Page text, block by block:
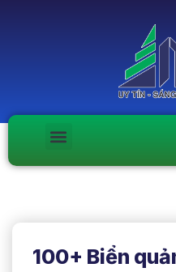
100+ Biển